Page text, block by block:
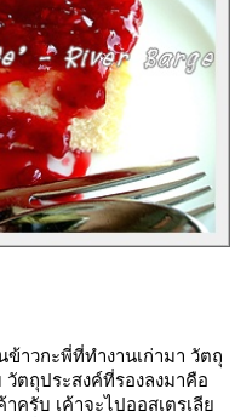
าวกะพี่ที่ทำงานเก่ามา วัตถุ
ตถุประสงค์ที่รองลงมาคือ
าครับ เค้าจะไปออสเตรเลี